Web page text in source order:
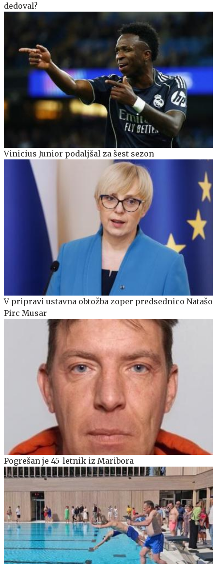
dedoval?
Vinicius Junior podaljšal za šest sezon
V pripravi ustavna obtožba zoper predsednico Natašo
Pirc Musar
Pogrešan je 45-letnik iz Maribora